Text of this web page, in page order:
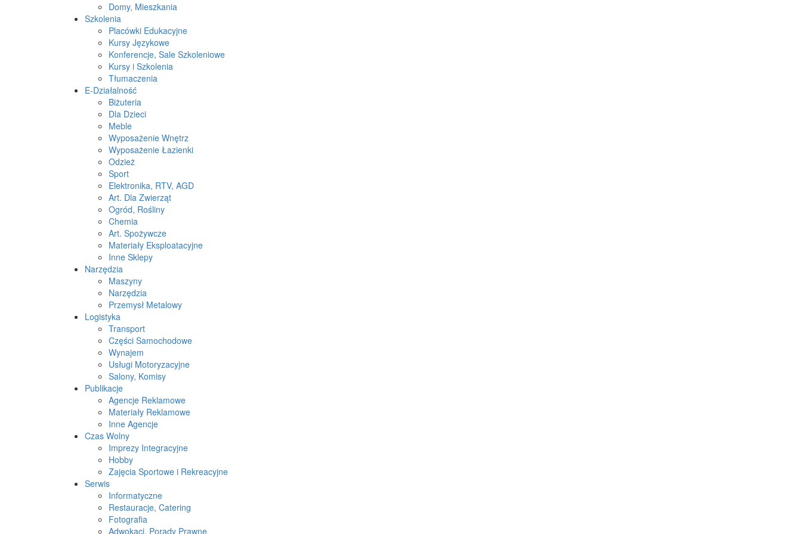
Domy, Mieszkania
Szkolenia
Placówki Edukacyjne
Kursy Językowe
Konferencje, Sale Szkoleniowe
Kursy i Szkolenia
Tłumaczenia
E-Działalność
Biżuteria
Dla Dzieci
Meble
Wyposażenie Wnętrz
Wyposażenie Łazienki
Odzież
Sport
Elektronika, RTV, AGD
Art. Dla Zwierząt
Ogród, Rośliny
Chemia
Art. Spożywcze
Materiały Eksploatacyjne
Inne Sklepy
Narzędzia
Maszyny
Narzędzia
Przemysł Metalowy
Logistyka
Transport
Części Samochodowe
Wynajem
Usługi Motoryzacyjne
Salony, Komisy
Publikacje
Agencje Reklamowe
Materiały Reklamowe
Inne Agencje
Czas Wolny
Imprezy Integracyjne
Hobby
Zajęcia Sportowe i Rekreacyjne
Serwis
Informatyczne
Restauracje, Catering
Fotografia
Adwokaci, Porady Prawne